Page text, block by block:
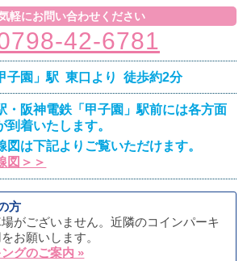
軽にお問い合わせください
42-6781
子園」駅 東口より徒歩約2分
・阪神電鉄「甲子園」駅前には各方面
到着いたします。
図は下記よりご覧いただけます。
図＞＞
方
がございません。近隣のコインパーキ
お願いします。
グのご案内 »